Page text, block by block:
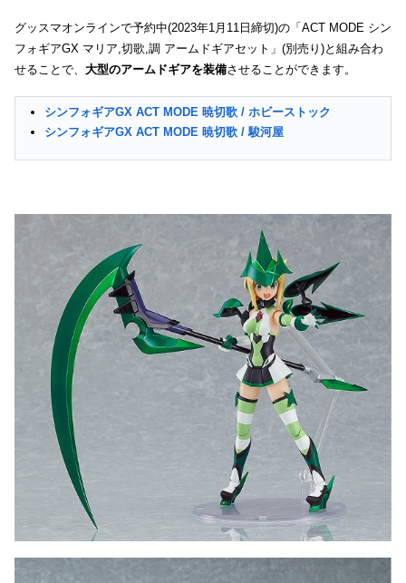
グッスマオンラインで予約中(2023年1月11日締切)の「ACT MODE シン
フォギアGX マリア,切歌,調 アームドギアセット」(別売り)と組み合わ
せることで、 大型のアームドギアを装備させることができます。
シンフォギアGX ACT MODE 暁切歌 / ホビーストック
シンフォギアGX ACT MODE 暁切歌 / 駿河屋